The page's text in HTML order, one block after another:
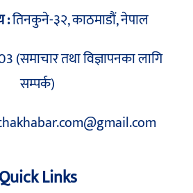
:तिनकुने-३२, काठमाडौं, नेपाल
(समाचार तथा विज्ञापनका लागि
सम्पर्क)
Quick Links